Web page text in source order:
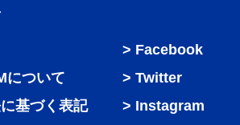
について
基づく表記
Facebook
Twitter
Instagram